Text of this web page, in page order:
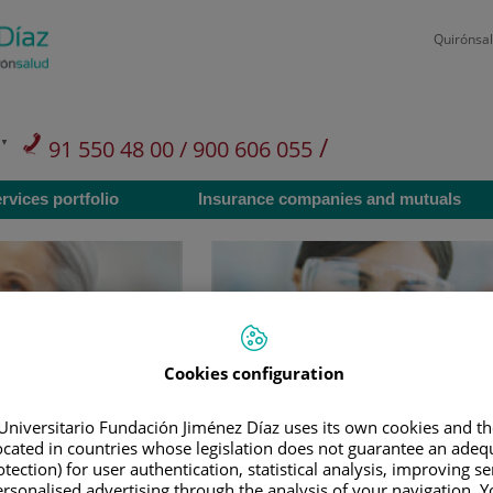
91 550 48 00 / 900 606 055/
Private Care: 91 090 05 16
portfolio Insurance companies and mutuals
Research
Teléfono de atención al
Cookies configuration
Fundación Jiménez Díaz uses its own cookies and
in countries whose legislation does not guarantee an
for user authentication, statistical analysis, improving